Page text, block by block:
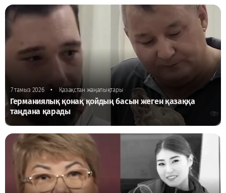
7 тамыз 2026 • Қазақстан жаңалықтары
Германиялық қонақ қойдың басын жеген қазаққа
таңдана қарады